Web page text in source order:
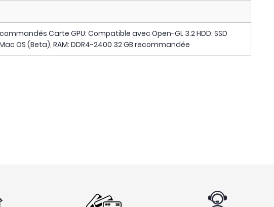
Carte GPU: Compatible avec Open-GL 3.2 HDD: SSD
OS (Beta), RAM: DDR4-2400 32 GB recommandée